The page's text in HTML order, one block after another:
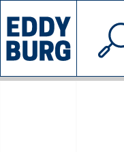
INIZIATIVE
©